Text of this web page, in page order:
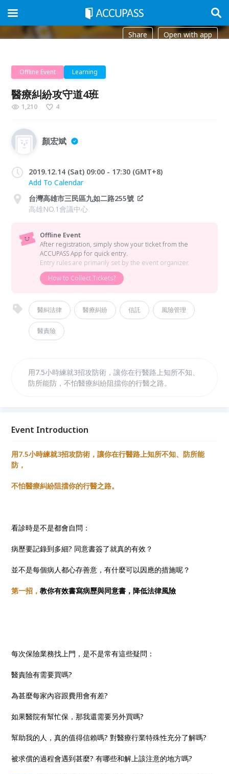
Share Open with app
Offline Event Learning
醫療糾紛攻守道4班
1,210 4
顏宏斌
2019.12.14 (Sat) 09:00 - 17:30 (GMT+8)
Add To Calendar
台灣高雄市三民區九如二路255號
高雄NO.1會議中心
Offline Event
After registration, simply show your ticket from the
ACCUPASS App for quick entry.
Entry rules are primarily set by the event organizer.
How to Collect Tickets?
醫糾法律 醫療糾紛 信託 風險管理
醫責險
用7.5小時練就3招攻防術，讓你在行醫路上知所不知、
防所能防，不怕醫療糾紛阻擋你的行醫之路。
Event Introduction
用7.5小時練就3招攻防術，讓你在行醫路上知所不知、防所能
防，
不怕醫療糾紛阻擋你的行醫之路。
看診時是不是都會自問：
病歷要記錄到多細? 同意書簽了就真的有效？
並不是每個病人都心存善意，有什麼可以因應的措施呢？
第一招，教你有效書寫病歷與同意書，降低法律風險
每次保險業務找上門，是不是常有這些疑問：
醫責險有需要買嗎?
為甚麼每家內容跟費用會有差?
如果醫院有幫忙保，那我還需要另外買嗎?
幫助我的人，真的值得信賴嗎? 對醫療行業特殊性充分了解嗎?
被求償的過程會遇到甚麼? 有哪些和解上該注意的地方嗎?